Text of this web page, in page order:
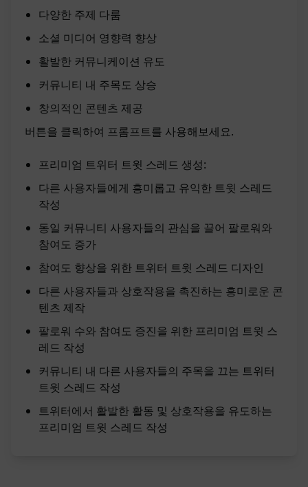
다양한 주제 다룸
소셜 미디어 영향력 향상
활발한 커뮤니케이션 유도
커뮤니티 내 주목도 상승
창의적인 콘텐츠 제공
버튼을 클릭하여 프롬프트를 사용해보세요.
프리미엄 트위터 트윗 스레드 생성:
다른 사용자들에게 흥미롭고 유익한 트윗 스레드
작성
동일 커뮤니티 사용자들의 관심을 끌어 팔로워와
참여도 증가
참여도 향상을 위한 트위터 트윗 스레드 디자인
다른 사용자들과 상호작용을 촉진하는 흥미로운 콘
텐츠 제작
팔로워 수와 참여도 증진을 위한 프리미엄 트윗 스
레드 작성
커뮤니티 내 다른 사용자들의 주목을 끄는 트위터
트윗 스레드 작성
트위터에서 활발한 활동 및 상호작용을 유도하는
프리미엄 트윗 스레드 작성